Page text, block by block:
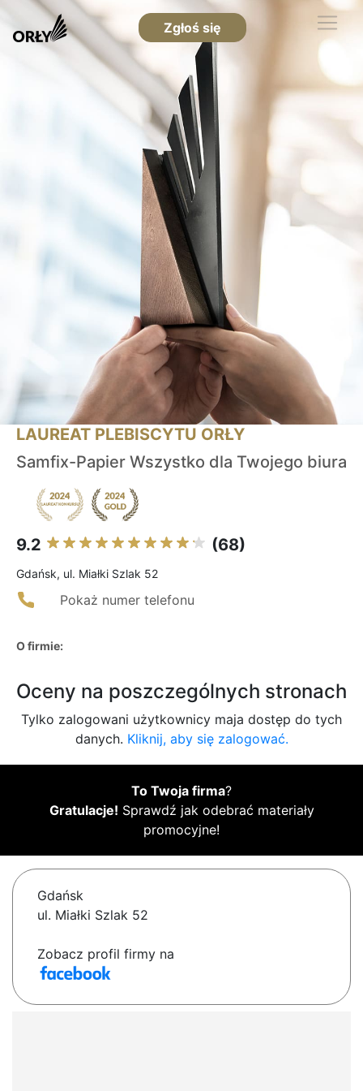
Zgłoś się
LAUREAT PLEBISCYTU ORŁY
Samfix-Papier Wszystko dla Twojego biura
9.2 (68)
Gdańsk, ul. Miałki Szlak 52
Pokaż numer telefonu
O firmie:
Oceny na poszczególnych stronach
Tylko zalogowani użytkownicy maja dostęp do tych
danych. Kliknij, aby się zalogować.
To Twoja firma?
Gratulacje! Sprawdź jak odebrać materiały
promocyjne!
Gdańsk
ul. Miałki Szlak 52
Zobacz profil firmy na